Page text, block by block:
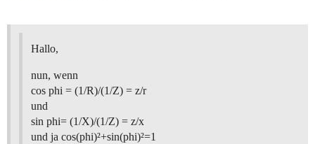
Hallo,
nun, wenn
cos phi = (1/R)/(1/Z) = z/r
und
sin phi= (1/X)/(1/Z) = z/x
und ja cos(phi)²+sin(phi)²=1